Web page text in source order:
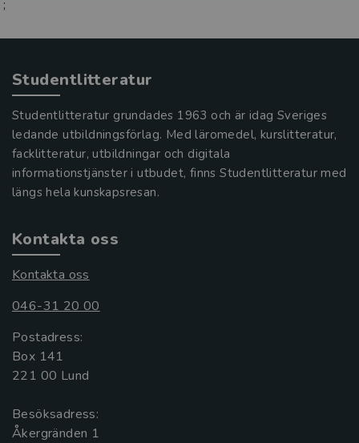
;
Studentlitteratur
Studentlitteratur grundades 1963 och är idag Sveriges
ledande utbildningsförlag. Med läromedel, kurslitteratur,
facklitteratur, utbildningar och digitala
informationstjänster i utbudet, finns Studentlitteratur med
längs hela kunskapsresan.
Kontakta oss
Kontakta oss
046-31 20 00
Postadress:
Box 141
221 00 Lund
Besöksadress:
Åkergränden 1